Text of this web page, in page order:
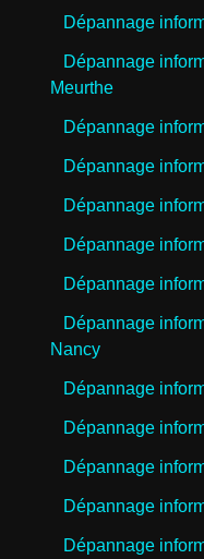
Dépannage
Dépannage
Meurthe
Dépannage
Dépannage
Dépannage
Dépannage
Dépannage
Dépannage
Nancy
Dépannage
Dépannage
Dépannage
Dépannage
Dépannage